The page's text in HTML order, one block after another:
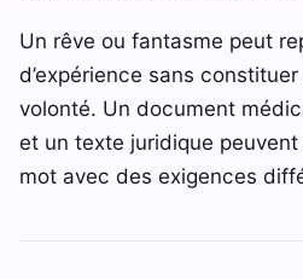
Un rêve ou fantasme peut
d’expérience sans
volonté. Un document
et un texte juridique
mot avec des exigences